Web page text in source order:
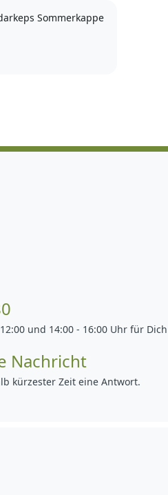
Sommerkappe
und 14:00 - 16:00 Uhr für Dich
Nachricht
kürzester Zeit eine Antwort.